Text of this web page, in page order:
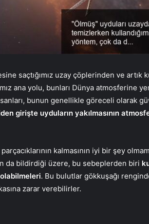
saçtığımız uzay çöplerinden ve
ana yolu, bunları Dünya atmosferine
bunun genellikle göreceli olarak
girişte uyduların yakılmasının
kalmasının iyi bir şey
da bildirdiği üzere, bu sebeplerden biri
. Bu bulutlar gökkuşağı
zarar verebilirler.